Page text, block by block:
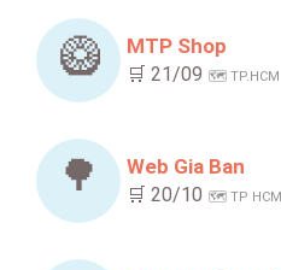
🥝 MTP Shop
🛒 21/09 🗺️ TP.HCM
🌳 Web Gia Ban
🛒 20/10 🗺️ TP HCM